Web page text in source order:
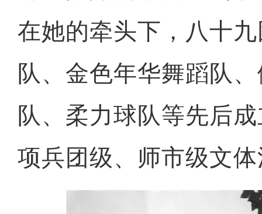
在她的牵头下，八十
队、金色年华舞蹈队
队、柔力球队等先后
项兵团级、师市级文